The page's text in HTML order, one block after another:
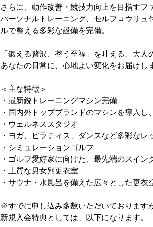
さらに、動作改善・競技力向上を目指す
パーソナルトレーニング、セルフロウリュ
ルで整える多彩な設備を完備。
「鍛える贅沢、整う至福」を叶える、大
あなたの日常に、心地よい変化をお届けし
＜主な特徴＞
・最新鋭トレーニングマシン完備
・国内外トップブランドのマシンを導入
・ウェルネススタジオ
・ヨガ、ピラティス、ダンスなど多彩なレ
・シミュレーションゴルフ
・ゴルフ愛好家に向けた、最先端のスイ
・上質な男女別更衣室
・サウナ・水風呂を備えた広々とした更衣
※すでに申し込み多数いただいております
新規入会特典としては、以下になります。